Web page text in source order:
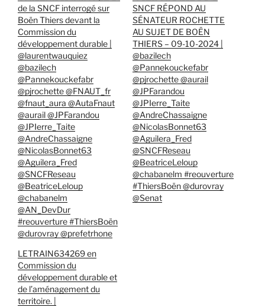
de la SNCF interrogé sur
Boën Thiers devant la
Commission du
développement durable |
@laurentwauquiez
@bazilech
@Pannekouckefabr
@pjrochette @FNAUT_fr
@fnaut_aura @AutaFnaut
@aurail @JPFarandou
@JPIerre_Taite
@AndreChassaigne
@NicolasBonnet63
@Aguilera_Fred
@SNCFReseau
@BeatriceLeloup
@chabanelm
@AN_DevDur
#reouverture #ThiersBoën
@durovray @prefetrhone
SNCF RÉPOND AU
SÉNATEUR ROCHETTE
AU SUJET DE BOËN
THIERS – 09-10-2024 |
@bazilech
@Pannekouckefabr
@pjrochette @aurail
@JPFarandou
@JPIerre_Taite
@AndreChassaigne
@NicolasBonnet63
@Aguilera_Fred
@SNCFReseau
@BeatriceLeloup
@chabanelm #reouverture
#ThiersBoën @durovray
@Senat
LETRAIN634269 en
Commission du
développement durable et
de l’aménagement du
territoire. |